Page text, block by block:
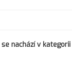
se nachází v kategorii